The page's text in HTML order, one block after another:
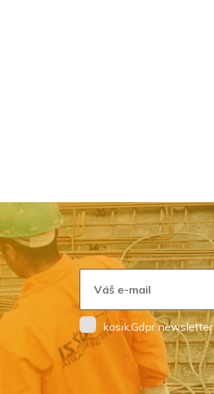
kosik.Gdpr newsletter